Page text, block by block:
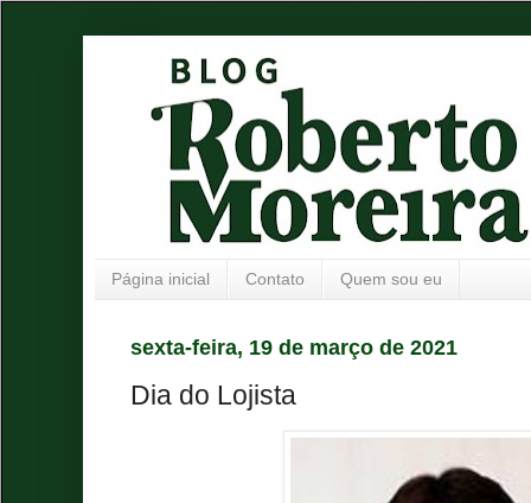
Página inicial Contato Quem sou eu
sexta-feira, 19 de março de 2021
Dia do Lojista